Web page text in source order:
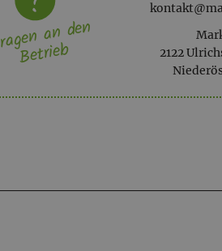
2122
an den
Betrieb